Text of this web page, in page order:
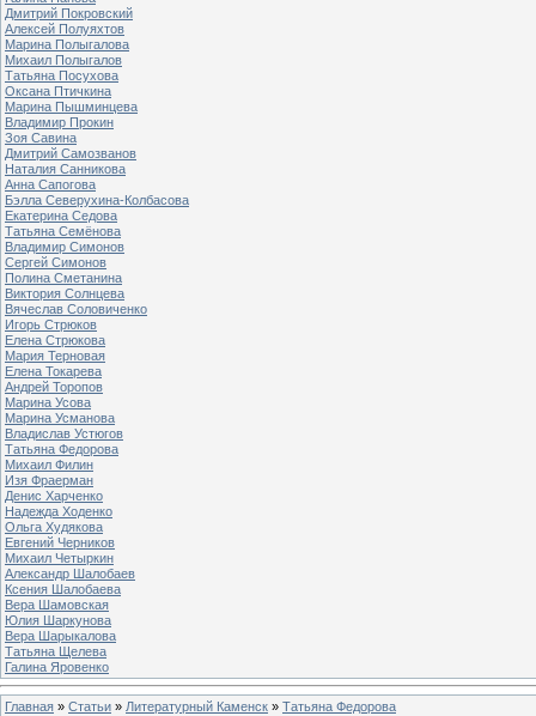
Дмитрий Покровский
Алексей Полуяхтов
Марина Полыгалова
Михаил Полыгалов
Татьяна Посухова
Оксана Птичкина
Марина Пышминцева
Владимир Прокин
Зоя Савина
Дмитрий Самозванов
Наталия Санникова
Анна Сапогова
Бэлла Северухина-Колбасова
Екатерина Седова
Татьяна Семёнова
Владимир Симонов
Сергей Симонов
Полина Сметанина
Виктория Солнцева
Вячеслав Соловиченко
Игорь Стрюков
Елена Стрюкова
Мария Терновая
Елена Токарева
Андрей Торопов
Марина Усова
Марина Усманова
Владислав Устюгов
Татьяна Федорова
Михаил Филин
Изя Фраерман
Денис Харченко
Надежда Ходенко
Ольга Худякова
Евгений Черников
Михаил Четыркин
Александр Шалобаев
Ксения Шалобаева
Вера Шамовская
Юлия Шаркунова
Вера Шарыкалова
Татьяна Щелева
Галина Яровенко
Главная » Статьи » Литературный Каменск » Татьяна Федорова